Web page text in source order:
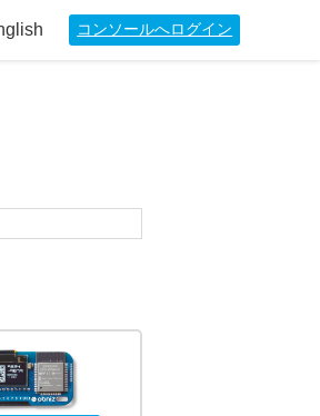
コンソールへログイン